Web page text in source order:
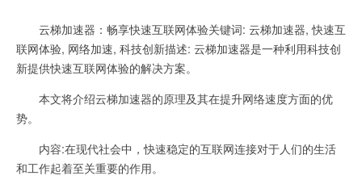
云梯加速器：畅享快速互联网体验关键词: 云梯加速器, 快速互
联网体验, 网络加速, 科技创新描述: 云梯加速器是一种利用科技创
新提供快速互联网体验的解决方案。
本文将介绍云梯加速器的原理及其在提升网络速度方面的优
势。
内容:在现代社会中，快速稳定的互联网连接对于人们的生活
和工作起着至关重要的作用。